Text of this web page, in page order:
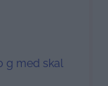
g med skal